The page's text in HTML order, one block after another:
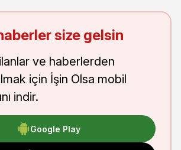
size gelsin
ve haberlerden
için İşin Olsa mobil
indir.
Google Play